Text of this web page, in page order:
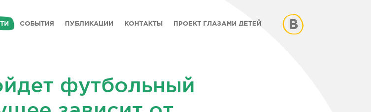
СОБЫТИЯ ПУБЛИКАЦИИ КОНТАКТЫ ПРОЕКТ ГЛАЗАМИ ДЕТЕЙ
футбольный